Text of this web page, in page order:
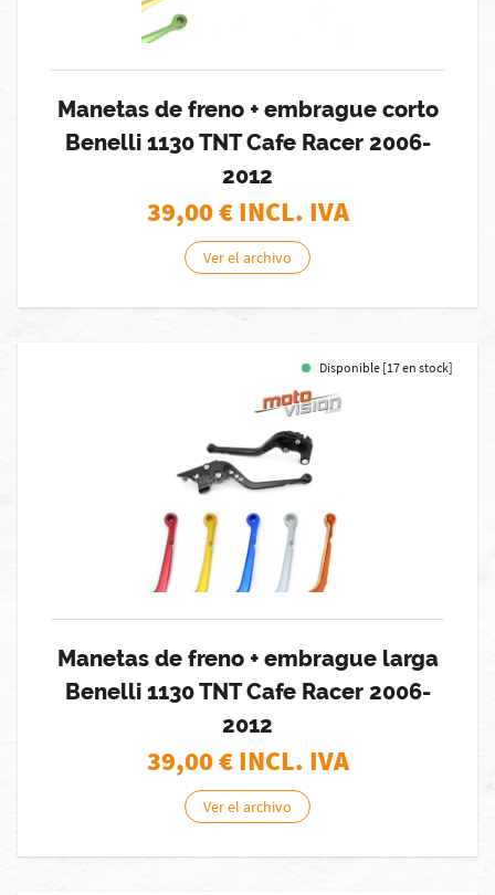
Manetas de freno + embrague corto
Benelli 1130 TNT Cafe Racer 2006-
2012
39,00€ INCL. IVA
Ver el archivo
Disponible [17 en stock]
Manetas de freno + embrague larga
Benelli 1130 TNT Cafe Racer 2006-
2012
39,00€ INCL. IVA
Ver el archivo